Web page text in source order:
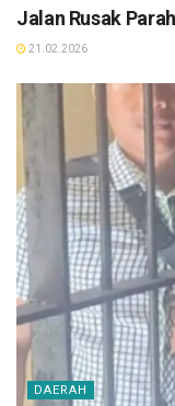
Jalan Rusak
21.02.2026
DAERAH